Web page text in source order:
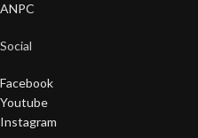
ANPC
Social
Facebook
Youtube
Instagram